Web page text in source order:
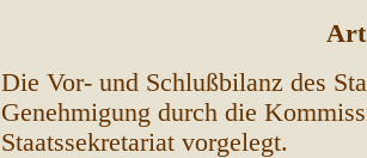
Die Vor- und Schlußbilanz des
Genehmigung durch die
Staatssekretariat vorgelegt.